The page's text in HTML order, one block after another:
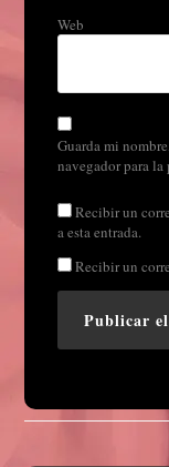
Web
Guarda mi
navegador para
Recibir un
a esta entrada.
Recibir un